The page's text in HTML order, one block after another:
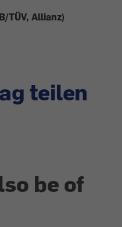
TÜV, Allianz)
teilen
be of